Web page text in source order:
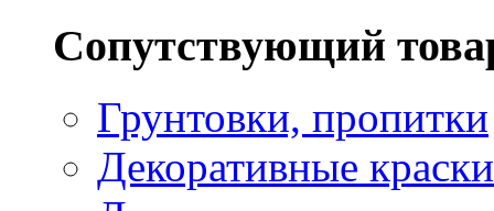
Сопутствующий
Грунтовки, пропитки
Декоративные краски